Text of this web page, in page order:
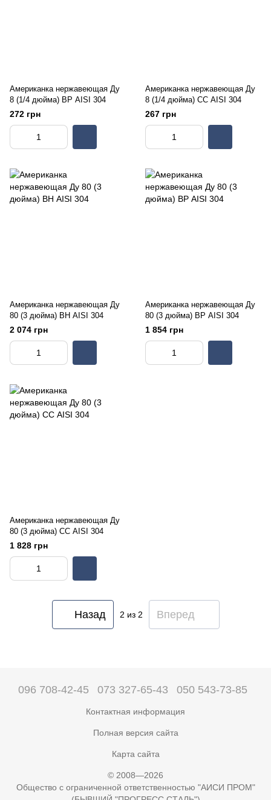
Американка нержавеющая Ду
8 (1/4 дюйма) ВР AISI 304
272 грн
Американка нержавеющая Ду
8 (1/4 дюйма) СС AISI 304
267 грн
Американка нержавеющая Ду
80 (3 дюйма) ВН AISI 304
2 074 грн
Американка нержавеющая Ду
80 (3 дюйма) ВР AISI 304
1 854 грн
Американка нержавеющая Ду
80 (3 дюйма) СС AISI 304
1 828 грн
Назад 2 из 2 Вперед
096 708-42-45 073 327-65-43 050 543-73-85
Контактная информация
Полная версия сайта
Карта сайта
© 2008—2026
Общество с ограниченной ответственностью "АИСИ ПРОМ"